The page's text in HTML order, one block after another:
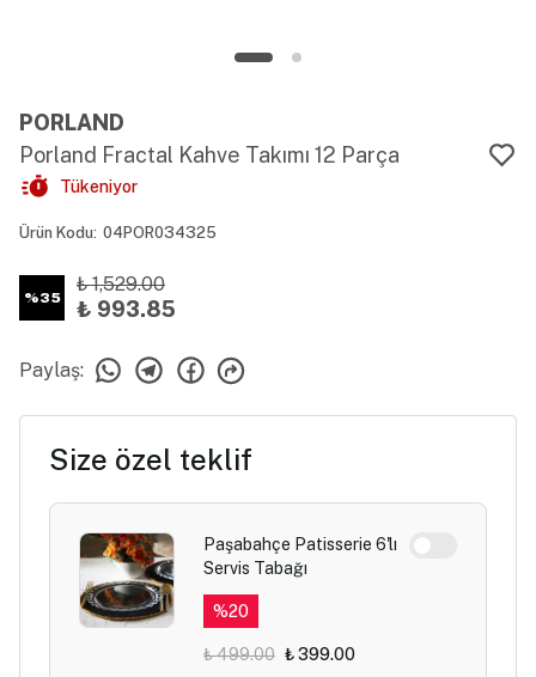
PORLAND
Porland Fractal Kahve Takımı 12 Parça
Tükeniyor
Ürün Kodu: 04POR034325
%35
₺ 1,529.00
₺ 993.85
Paylaş:
Size özel teklif
Paşabahçe Patisserie 6'lı
Servis Tabağı
%20
₺ 499.00 ₺ 399.00